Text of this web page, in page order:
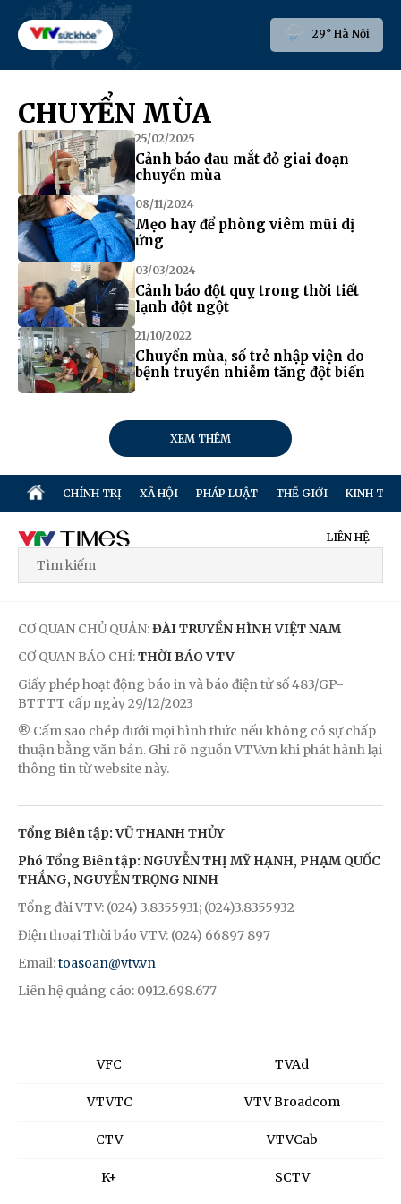
29° Hà Nội
CHUYỂN MÙA
25/02/2025
Cảnh báo đau mắt đỏ giai đoạn
chuyển mùa
08/11/2024
Mẹo hay để phòng viêm mũi dị
ứng
03/03/2024
Cảnh báo đột quỵ trong thời tiết
lạnh đột ngột
21/10/2022
Chuyển mùa, số trẻ nhập viện do
bệnh truyền nhiễm tăng đột biến
XEM THÊM
CHÍNH TRỊ XÃ HỘI PHÁP LUẬT THẾ GIỚI KINH TẾ
LIÊN HỆ
CƠ QUAN CHỦ QUẢN:ĐÀI TRUYỀN HÌNH VIỆT NAM
CƠ QUAN BÁO CHÍ:THỜI BÁO VTV
Giấy phép hoạt động báo in và báo điện tử số 483/GP-
BTTTT cấp ngày 29/12/2023
® Cấm sao chép dưới mọi hình thức nếu không có sự chấp
thuận bằng văn bản. Ghi rõ nguồn VTV.vn khi phát hành lại
thông tin từ website này.
Tổng Biên tập: VŨ THANH THỦY
Phó Tổng Biên tập: NGUYỄN THỊ MỸ HẠNH, PHẠM QUỐC
THẮNG, NGUYỄN TRỌNG NINH
Tổng đài VTV: (024) 3.8355931; (024)3.8355932
Điện thoại Thời báo VTV: (024) 66897 897
Email:toasoan@vtv.vn
Liên hệ quảng cáo: 0912.698.677
VFC
VTVTC
CTV
K+
TVAd
VTV Broadcom
VTVCab
SCTV